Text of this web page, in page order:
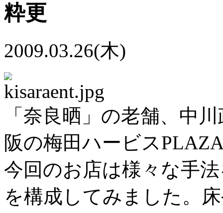
粋更
2009.03.26(木)
「奈良晒」の老舗、中
阪の梅田ハービス
今回のお店は様々な手
を構成してみました。